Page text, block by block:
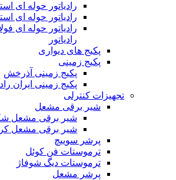
رادیاتور حوله ای
رادیاتور حوله ای
رادیاتور حوله ای
رادیاتور
پکیج های دیواری
پکیج زمینی
پکیج زمینی آذرخش
پکیج زمینی ایران
تجهیزات کنترلی
شیر برقی مشعل
شیر برقی مشعل
شیر برقی مشعل
پرشر سوییچ
ترموستات فن کوئل
ترموستات دیگ شوفاژ
پرشر مشعل